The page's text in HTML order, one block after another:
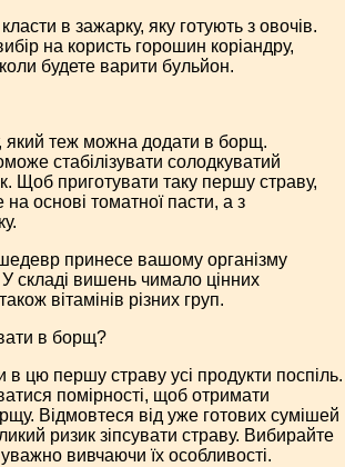
в зажарку, яку готують з овочів.
на користь горошин коріандру,
будете варити бульйон.
який теж можна додати в борщ.
стабілізувати солодкуватий
Щоб приготувати таку першу страву,
на основі томатної пасти, а з
принесе вашому організму
складі вишень чимало цінних
вітамінів різних груп.
в борщ?
в цю першу страву усі продукти поспіль.
помірності, щоб отримати
Відмовтеся від уже готових сумішей
ризик зіпсувати страву. Вибирайте
уважно вивчаючи їх особливості.